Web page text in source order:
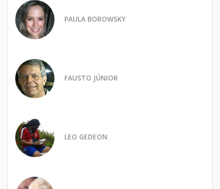
PAULA BOROWSKY
FAUSTO JÚNIOR
LEO GEDEON